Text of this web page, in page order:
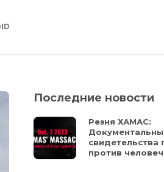
Последние новости
Резня ХАМАС:
свидетельства
против